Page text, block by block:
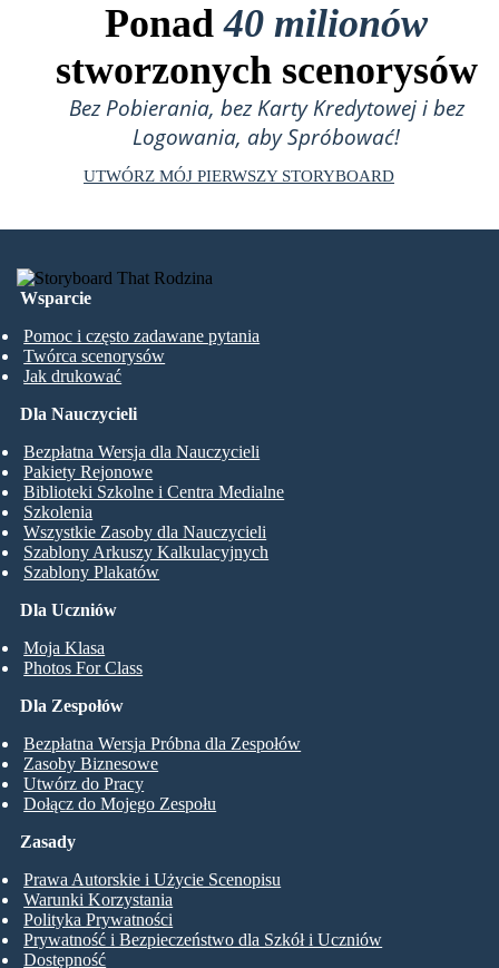
Ponad40 milionów
stworzonych scenorysów
Bez Pobierania, bez Karty Kredytowej i bez
Logowania, aby Spróbować!
UTWÓRZ MÓJ PIERWSZY STORYBOARD
Wsparcie
Pomoc i często zadawane pytania
Twórca scenorysów
Jak drukować
Dla Uczniów
Moja Klasa
Photos For Class
Dla Nauczycieli
Bezpłatna Wersja dla Nauczycieli
Pakiety Rejonowe
Biblioteki Szkolne i Centra Medialne
Szkolenia
Wszystkie Zasoby dla Nauczycieli
Szablony Arkuszy Kalkulacyjnych
Szablony Plakatów
Dla Zespołów
Bezpłatna Wersja Próbna dla Zespołów
Zasoby Biznesowe
Utwórz do Pracy
Dołącz do Mojego Zespołu
Zasady
Prawa Autorskie i Użycie Scenopisu
Warunki Korzystania
Polityka Prywatności
Prywatność i Bezpieczeństwo dla Szkół i Uczniów
Dostępność